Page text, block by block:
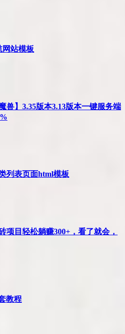
网站模板
兽】3.35版本3.13版本一键服务端
列表页面html模板
项目轻松躺赚300+，看了就会，
教程